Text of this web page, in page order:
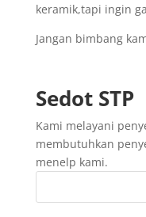
keramik,tapi ingin
Jangan bimbang
Sedot STP
Kami melayani
membutuhkan
menelp kami.